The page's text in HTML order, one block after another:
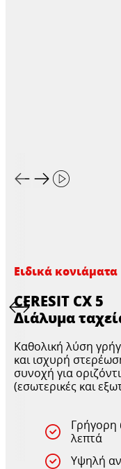
Ειδικά κονιάματα
CERESIT CX 5
Διάλυμα
Καθολική λύση
και ισχυρή
συνοχή για
(εσωτερικές και
Γρήγορη
λεπτά
Υψηλή